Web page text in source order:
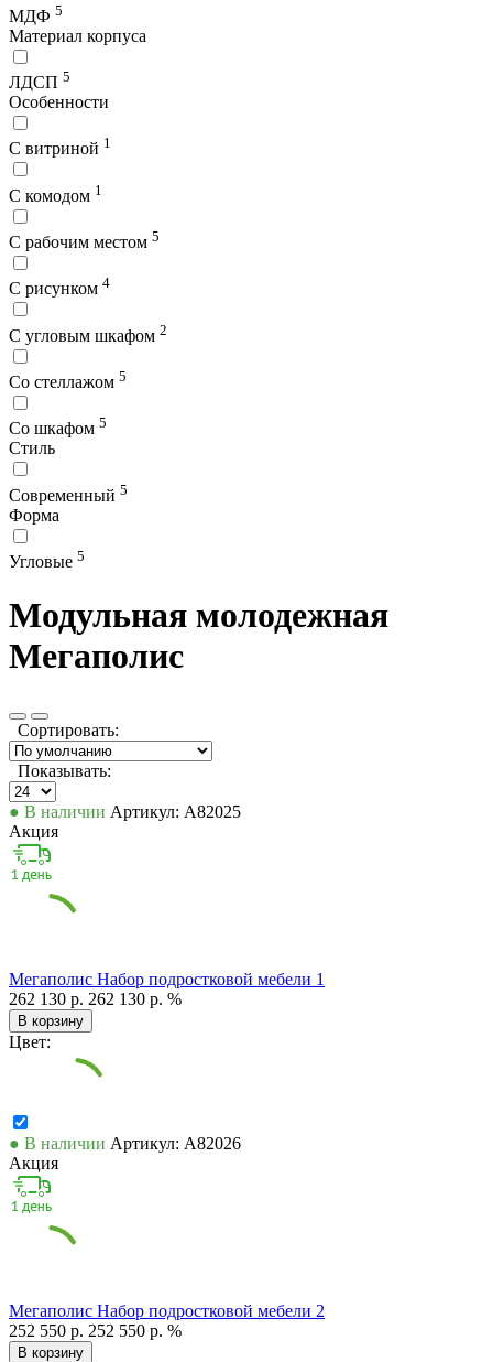
МДФ 5
Материал корпуса
ЛДСП 5
Особенности
С витриной 1
С комодом 1
С рабочим местом 5
С рисунком 4
С угловым шкафом 2
Со стеллажом 5
Со шкафом 5
Стиль
Современный 5
Форма
Угловые 5
Модульная молодежная
Мегаполис
Сортировать:
Показывать:
● В наличии Артикул: А82025
Акция
Мегаполис Набор подростковой мебели 1
262 130 р. 262 130 р. %
В корзину
Цвет:
● В наличии Артикул: А82026
Акция
Мегаполис Набор подростковой мебели 2
252 550 р. 252 550 р. %
В корзину